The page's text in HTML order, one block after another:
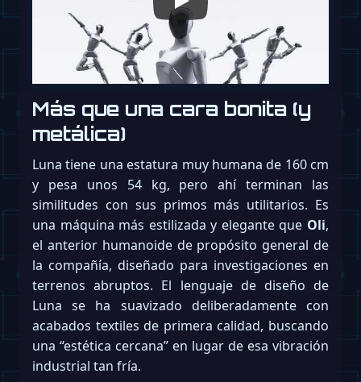
Más que una cara bonita (y
metálica)
Luna tiene una estatura muy humana de 160 cm
y pesa unos 54 kg, pero ahí terminan las
similitudes con sus primos más utilitarios. Es
una máquina más estilizada y elegante que Oli,
el anterior humanoide de propósito general de
la compañía, diseñado para investigaciones en
terrenos abruptos. El lenguaje de diseño de
Luna se ha suavizado deliberadamente con
acabados textiles de primera calidad, buscando
una “estética cercana” en lugar de esa vibración
industrial tan fría.